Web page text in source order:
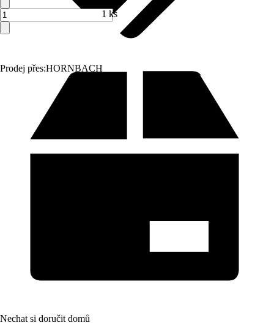
Prodej přes:HORNBACH
1 ks
Nechat si doručit domů